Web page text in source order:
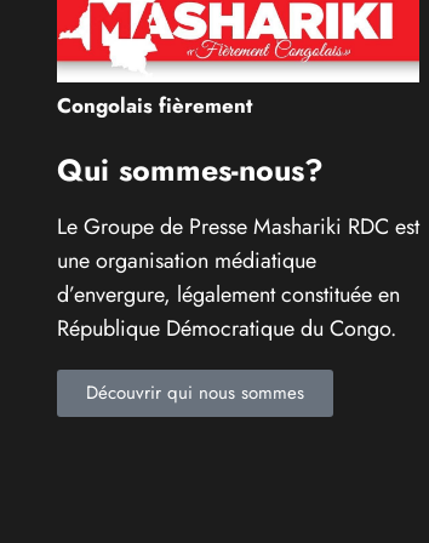
Congolais fièrement
Qui sommes-nous?
Le Groupe de Presse Mashariki RDC est
une organisation médiatique
d’envergure, légalement constituée en
République Démocratique du Congo.
Découvrir qui nous sommes